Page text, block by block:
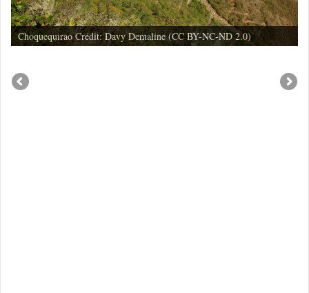
Choquequirao Crédit: Davy Demaline (CC BY-NC-ND 2.0)